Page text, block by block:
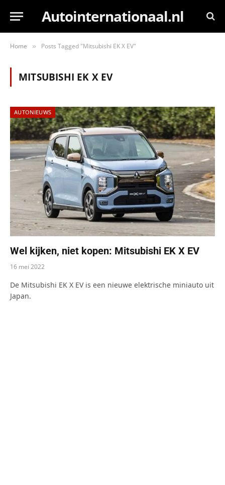
Autointernationaal.nl
Home » Posts Tagged "Mitsubishi EK X EV"
MITSUBISHI EK X EV
AUTONIEUWS
Wel kijken, niet kopen: Mitsubishi EK X EV
16 mei 2022
De Mitsubishi EK X EV is een nieuwe elektrische miniauto uit
Japan.